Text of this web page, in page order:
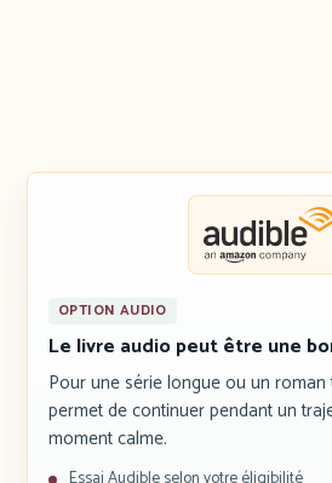
OPTION AUDIO
Le livre audio peut être une
Pour une série longue ou un roman
permet de continuer pendant un
moment calme.
Essai Audible selon votre éligibilité